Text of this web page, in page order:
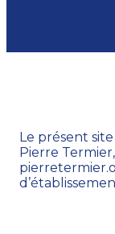
Le présent
Pierre